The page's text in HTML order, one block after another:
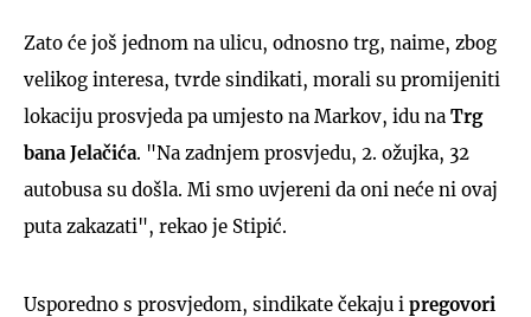
Zato će još jednom na ulicu, odnosno trg, naime, zbog
velikog interesa, tvrde sindikati, morali su promijeniti
lokaciju prosvjeda pa umjesto na Markov, idu na Trg
bana Jelačića. "Na zadnjem prosvjedu, 2. ožujka, 32
autobusa su došla. Mi smo uvjereni da oni neće ni ovaj
puta zakazati", rekao je Stipić.
Usporedno s prosvjedom, sindikate čekaju i pregovori